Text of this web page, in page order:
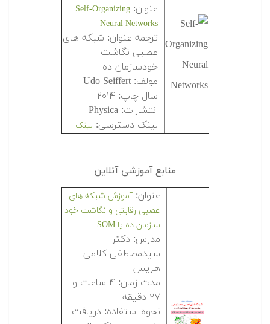
عنوان:Self-Organizing
Neural Networks
ترجمه عنوان: شبکه های
عصبی نگاشت
خودسازمان ده
مولف: Udo Seiffert
سال چاپ: ۲۰۱۴
انتشارات: Physica
لینک دسترسی: لینک
منابع آموزشی آنلاین
عنوان:آموزش شبکه های
عصبی رقابتی و نگاشت خود
سازمان ده یا SOM
مدرس: دکتر
سیدمصطفی کلامی
هریس
مدت زمان: ۴ ساعت و
۲۷ دقیقه
نحوه استفاده: دریافت